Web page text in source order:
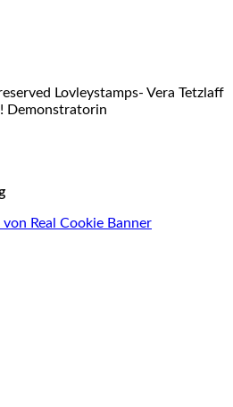
Lovleystamps- Vera Tetzlaff
Demonstratorin
Real Cookie Banner